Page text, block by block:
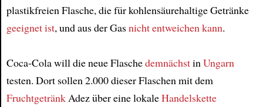
plastikfreien Flasche, die für kohlensäurehaltige Getränke
geeignet ist, und aus der Gasnicht entweichen kann.
Coca-Cola will die neue Flaschedemnächstin Ungarn
testen. Dort sollen 2.000 dieser Flaschen mit dem
FruchtgetränkAdez über eine lokaleHandelskette